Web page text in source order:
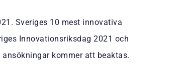
Sveriges 10 mest innovativa
Innovationsriksdag 2021 och
kommer att beaktas.